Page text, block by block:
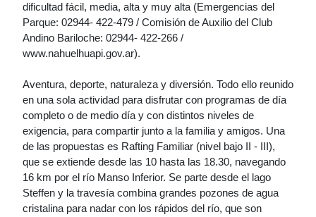
dificultad fácil, media, alta y muy alta (Emergencias del
Parque: 02944- 422-479 / Comisión de Auxilio del Club
Andino Bariloche: 02944- 422-266 /
www.nahuelhuapi.gov.ar).
Aventura, deporte, naturaleza y diversión. Todo ello reunido
en una sola actividad para disfrutar con programas de día
completo o de medio día y con distintos niveles de
exigencia, para compartir junto a la familia y amigos. Una
de las propuestas es Rafting Familiar (nivel bajo II - III),
que se extiende desde las 10 hasta las 18.30, navegando
16 km por el río Manso Inferior. Se parte desde el lago
Steffen y la travesía combina grandes pozones de agua
cristalina para nadar con los rápidos del río, que son